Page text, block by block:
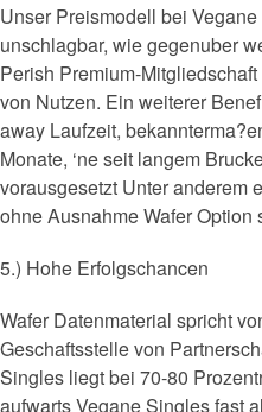
Unser Preismodell bei
unschlagbar, wie gegenuber
Perish Premium-
von Nutzen. Ein weiterer
away Laufzeit,
Monate, ‘ne seit langem
vorausgesetzt Unter anderem
ohne Ausnahme Wafer Option
5.) Hohe Erfolgschancen
Wafer Datenmaterial spricht
Geschaftsstelle von
Singles liegt bei 70-80
aufwarts Vegane Singles fast